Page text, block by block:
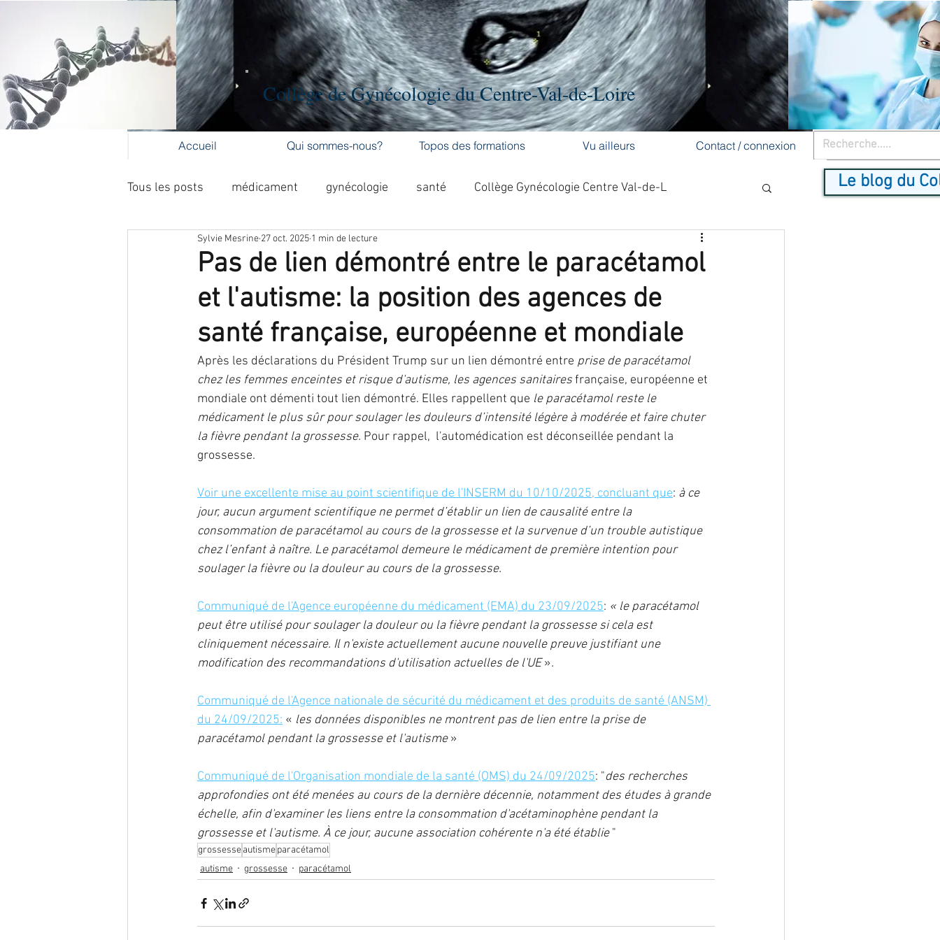
Collège de Gynécologie du Centre-Val-de-Loire
Accueil Qui sommes-nous? Topos des formations Vu ailleurs Contact / connexion
Tous les posts médicament gynécologie santé Collège Gynécologie Centre Val-de-L
Formation médicale continue activité physique cancer du sein
cancer du col cancer de l'ovaire contraception contraception DES dépistage
endométriose Infection IST IVG fausse-couche grossesse malformation
nutrition oncogénétique PMA préservation de fertilité stérilisation ostéoporose
Pas de lien démontré entre le paracétamol
et l'autisme: la position des agences de
santé française, européenne et mondiale
Sylvie Mesrine 27 oct. 2025 1 min de lecture
Après les déclarations du Président Trump sur un lien démontré entre prise de paracétamol
chez les femmes enceintes et risque d'autisme, les agences sanitaires française, européenne et
mondiale ont démenti tout lien démontré. Elles rappellent que le paracétamol reste le
médicament le plus sûr pour soulager les douleurs d’intensité légère à modérée et faire chuter
la fièvre pendant la grossesse. Pour rappel, l'automédication est déconseillée pendant la
grossesse.
Voir une excellente mise au point scientifique de l'INSERM du 10/10/2025, concluant que: à ce
jour, aucun argument scientifique ne permet d’établir un lien de causalité entre la
consommation de paracétamol au cours de la grossesse et la survenue d’un trouble autistique
chez l’enfant à naître. Le paracétamol demeure le médicament de première intention pour
soulager la fièvre ou la douleur au cours de la grossesse.
Communiqué de l'Agence européenne du médicament (EMA) du 23/09/2025: « le paracétamol
peut être utilisé pour soulager la douleur ou la fièvre pendant la grossesse si cela est
cliniquement nécessaire. Il n'existe actuellement aucune nouvelle preuve justifiant une
modification des recommandations d'utilisation actuelles de l'UE ».
Communiqué de l'Agence nationale de sécurité du médicament et des produits de santé (ANSM)
du 24/09/2025: « les données disponibles ne montrent pas de lien entre la prise de
paracétamol pendant la grossesse et l'autisme »
Communiqué de l'Organisation mondiale de la santé (OMS) du 24/09/2025: "des recherches
approfondies ont été menées au cours de la dernière décennie, notamment des études à grande
échelle, afin d'examiner les liens entre la consommation d'acétaminophène pendant la
grossesse et l'autisme. À ce jour, aucune association cohérente n'a été établie "
grossesseautismeparacétamol
autisme
grossesse paracétamol
Le blog du